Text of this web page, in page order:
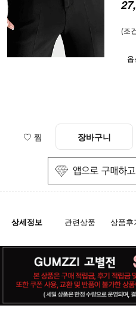
(조
♡ 찜 장바구니
상세정보 관련상품 상품후